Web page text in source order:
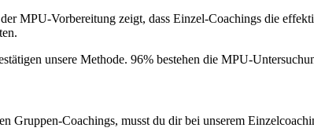
MPU-Vorbereitung zeigt, dass Einzel-Coachings die
unsere Methode. 96% bestehen die MPU-
Gruppen-Coachings, musst du dir bei unserem